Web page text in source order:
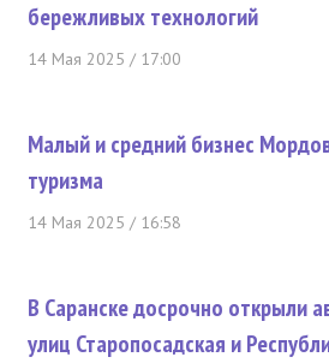
бережливых технологий
14 Мая 2025 / 17:00
Малый и средний бизнес
туризма
14 Мая 2025 / 16:58
В Саранске досрочно открыли
улиц Старопосадская и